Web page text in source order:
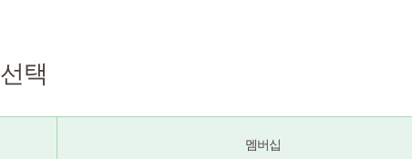
선택
멤버십